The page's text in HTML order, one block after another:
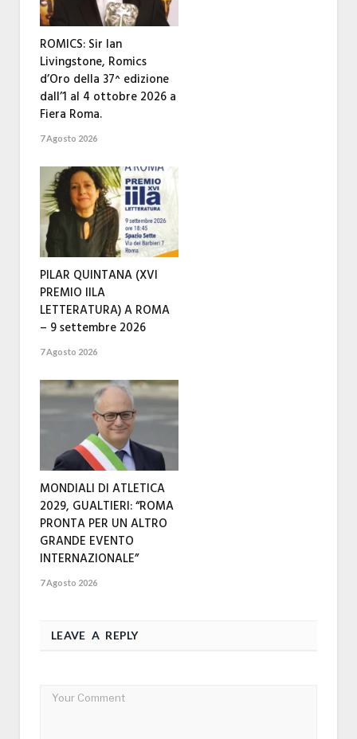
ROMICS: Sir Ian
Livingstone, Romics
d’Oro della 37^ edizione
dall’1 al 4 ottobre 2026 a
Fiera Roma.
7 Agosto 2026
PILAR QUINTANA (XVI
PREMIO IILA
LETTERATURA) A ROMA
– 9 settembre 2026
7 Agosto 2026
MONDIALI DI ATLETICA
2029, GUALTIERI: “ROMA
PRONTA PER UN ALTRO
GRANDE EVENTO
INTERNAZIONALE”
7 Agosto 2026
LEAVE A REPLY